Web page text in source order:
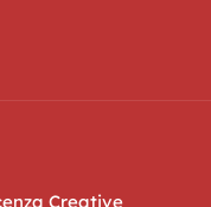
Creative